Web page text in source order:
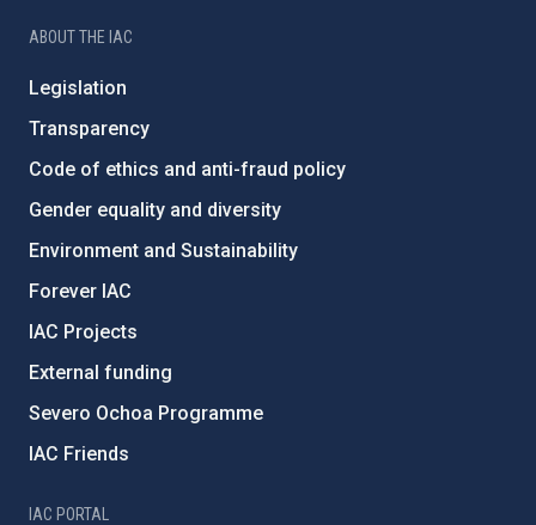
ABOUT THE IAC
Legislation
Transparency
Code of ethics and anti-fraud policy
Gender equality and diversity
Environment and Sustainability
Forever IAC
IAC Projects
External funding
Severo Ochoa Programme
IAC Friends
IAC PORTAL